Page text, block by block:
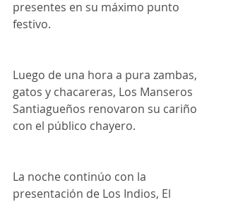
presentes en su máximo punto
festivo.
Luego de una hora a pura zambas,
gatos y chacareras, Los Manseros
Santiagueños renovaron su cariño
con el público chayero.
La noche continúo con la
presentación de Los Indios, El